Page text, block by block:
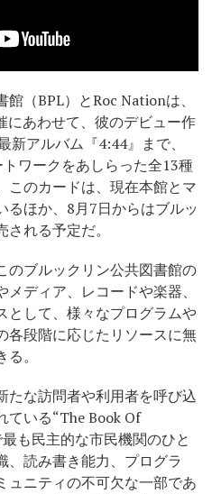
（BPL）とRoc Nationは、
にあわせて、彼のデビュー作
新アルバム『4:44』まで、
ワークをあしらった全13種
このカードは、現在本館とマ
るほか、8月7日からはブルッ
れる予定だ。
のブルックリン公共図書館の
ディア、レコードや楽器、
として、様々なプログラムや
各段階に応じたリソースに無
。
たな訪問者や利用者を呼び込
ている“The Book Of
も民主的な市民機関のひと
、読み書き能力、プログラ
ュニティの不可欠な一部であ